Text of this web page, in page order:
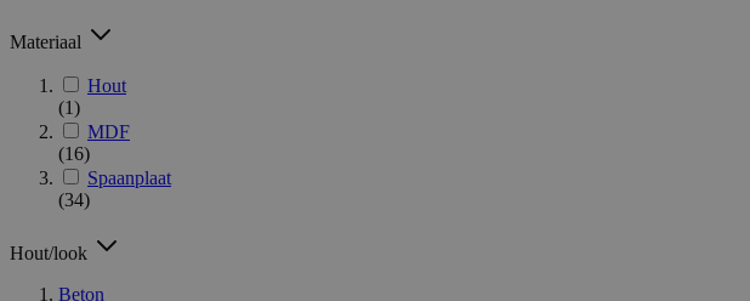
Materiaal
Hout
(1)
MDF
(16)
Spaanplaat
(34)
Hout/look
Beton